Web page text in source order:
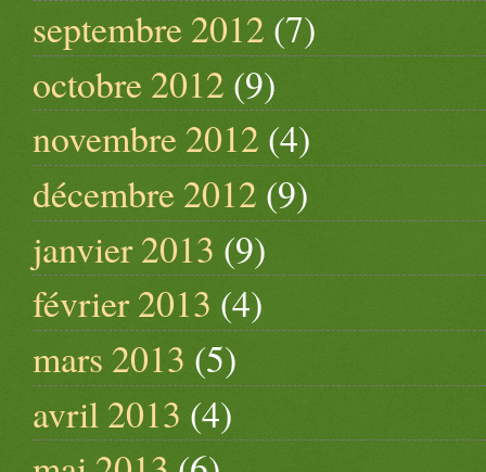
septembre 2012 (7)
octobre 2012 (9)
novembre 2012 (4)
décembre 2012 (9)
janvier 2013 (9)
février 2013 (4)
mars 2013 (5)
avril 2013 (4)